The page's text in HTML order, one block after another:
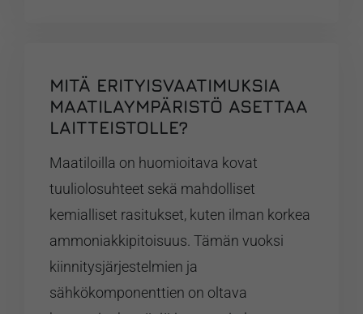
MITÄ ERITYISVAATIMUKSIA
MAATILAYMPÄRISTÖ ASETTAA
LAITTEISTOLLE?
Maatiloilla on huomioitava kovat
tuuliolosuhteet sekä mahdolliset
kemialliset rasitukset, kuten ilman korkea
ammoniakkipitoisuus. Tämän vuoksi
kiinnitysjärjestelmien ja
sähkökomponenttien on oltava